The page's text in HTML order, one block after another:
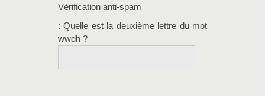
Vérification anti-spam
: Quelle est la deuxièmelettre du mot
wwdh ?